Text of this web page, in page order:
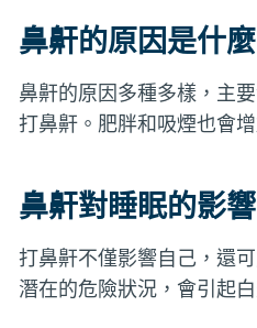
鼻鼾的原因是什
鼻鼾的原因多種多樣，主
打鼻鼾。肥胖和吸煙也會
鼻鼾對睡眠的影響
打鼻鼾不僅影響自己，還
潛在的危險狀況，會引起